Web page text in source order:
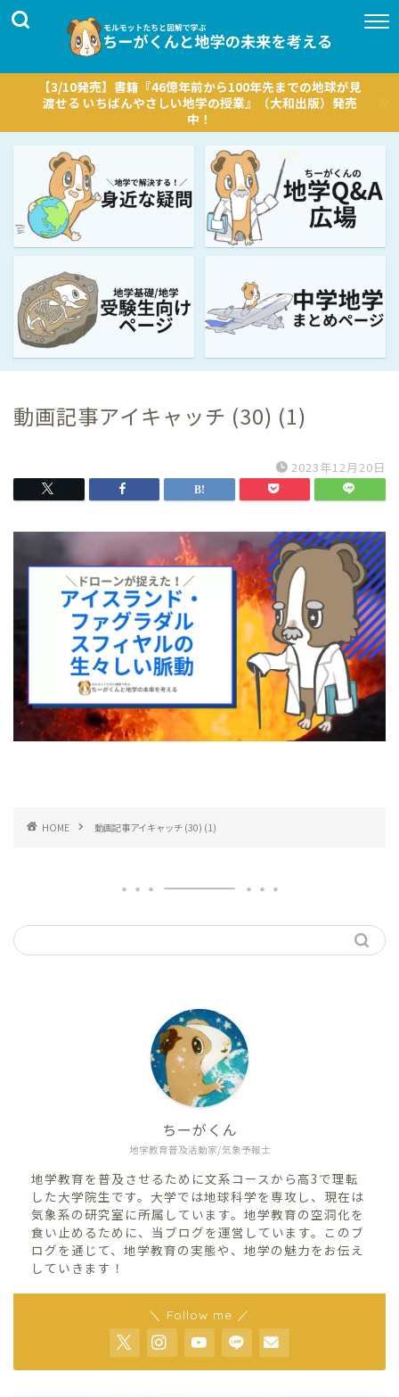
【3/10発売】書籍『46億年前から100年先までの地球が見
渡せる いちばんやさしい地学の授業』（大和出版）発売
中！
動画記事アイキャッチ (30) (1)
2023年12月20日
HOME 動画記事アイキャッチ (30) (1)
地学教育普及活動家/気象予報士
ちーがくん
地学教育を普及させるために文系コースから高3で理転
した大学院生です。大学では地球科学を専攻し、現在は
気象系の研究室に所属しています。地学教育の空洞化を
食い止めるために、当ブログを運営しています。このブ
ログを通じて、地学教育の実態や、地学の魅力をお伝え
していきます！
＼ Follow me ／